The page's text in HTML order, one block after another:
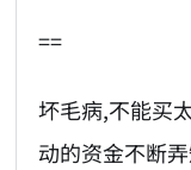
==
坏毛病,不能买
动的资金不断